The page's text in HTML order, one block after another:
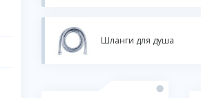
Шланги для душа